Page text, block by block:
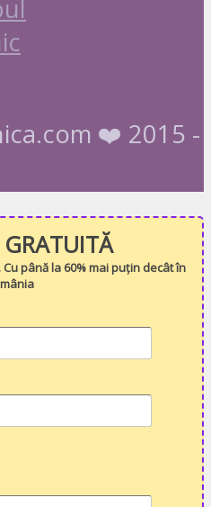
❤️ 2015 -
Cu până la 60% mai puțin decât în